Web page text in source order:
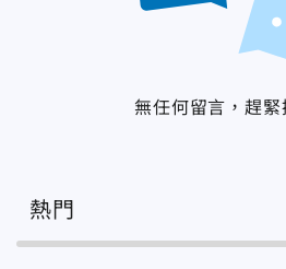
無任何留言，趕緊
熱門